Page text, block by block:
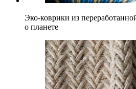
Эко-коврики из
о планете